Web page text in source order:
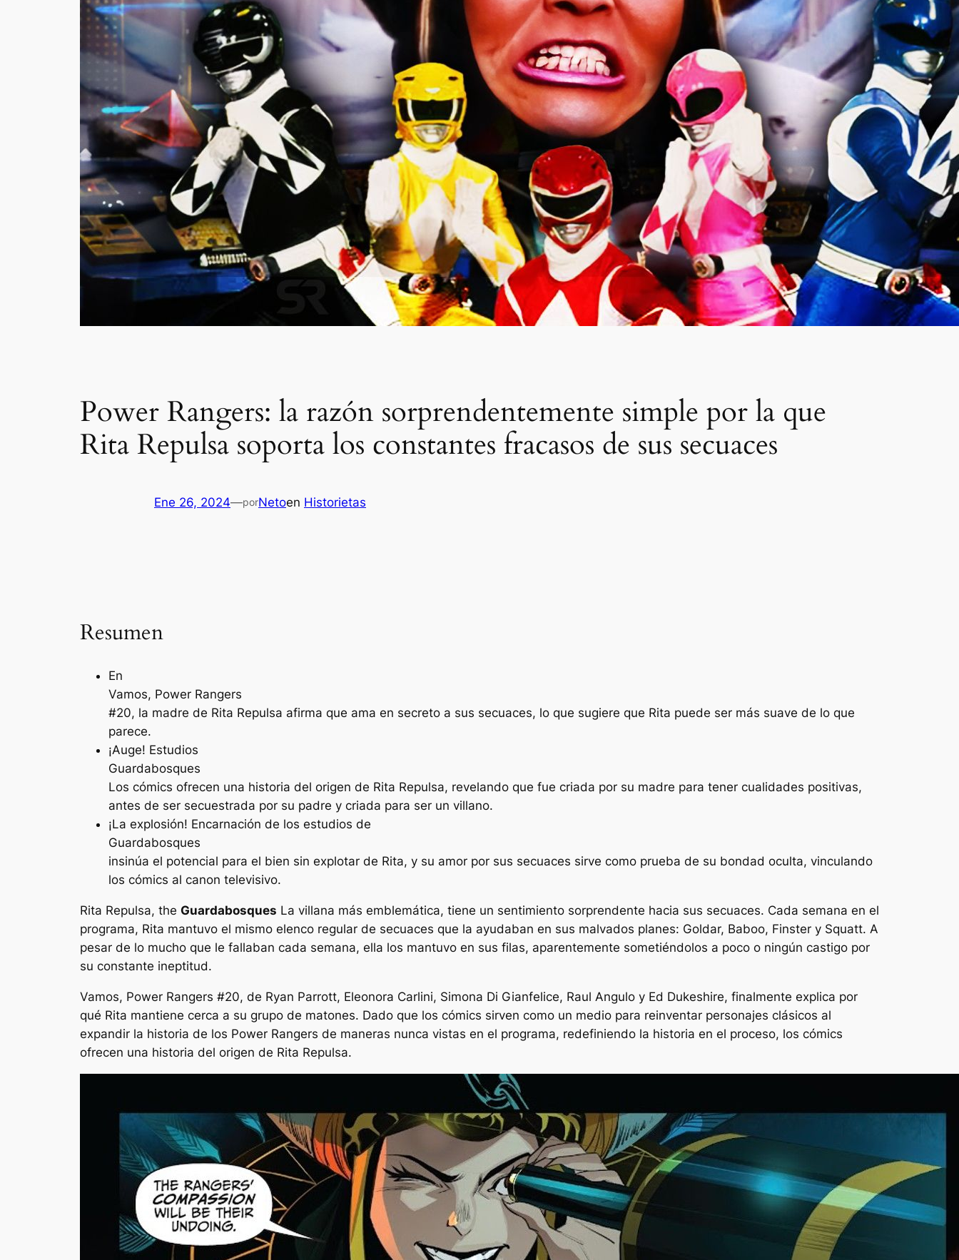
Power Rangers: la razón sorprendentemente simple por la que
Rita Repulsa soporta los constantes fracasos de sus secuaces
Ene 26, 2024—porNetoen Historietas
Resumen
En
Vamos, Power Rangers
#20, la madre de Rita Repulsa afirma que ama en secreto a sus secuaces, lo que sugiere que Rita puede ser más suave de lo que
parece.
¡Auge! Estudios
Guardabosques
Los cómics ofrecen una historia del origen de Rita Repulsa, revelando que fue criada por su madre para tener cualidades positivas,
antes de ser secuestrada por su padre y criada para ser un villano.
¡La explosión! Encarnación de los estudios de
Guardabosques
insinúa el potencial para el bien sin explotar de Rita, y su amor por sus secuaces sirve como prueba de su bondad oculta, vinculando
los cómics al canon televisivo.
Rita Repulsa, the Guardabosques La villana más emblemática, tiene un sentimiento sorprendente hacia sus secuaces. Cada semana en el
programa, Rita mantuvo el mismo elenco regular de secuaces que la ayudaban en sus malvados planes: Goldar, Baboo, Finster y Squatt. A
pesar de lo mucho que le fallaban cada semana, ella los mantuvo en sus filas, aparentemente sometiéndolos a poco o ningún castigo por
su constante ineptitud.
Vamos, Power Rangers #20, de Ryan Parrott, Eleonora Carlini, Simona Di Gianfelice, Raul Angulo y Ed Dukeshire, finalmente explica por
qué Rita mantiene cerca a su grupo de matones. Dado que los cómics sirven como un medio para reinventar personajes clásicos al
expandir la historia de los Power Rangers de maneras nunca vistas en el programa, redefiniendo la historia en el proceso, los cómics
ofrecen una historia del origen de Rita Repulsa.